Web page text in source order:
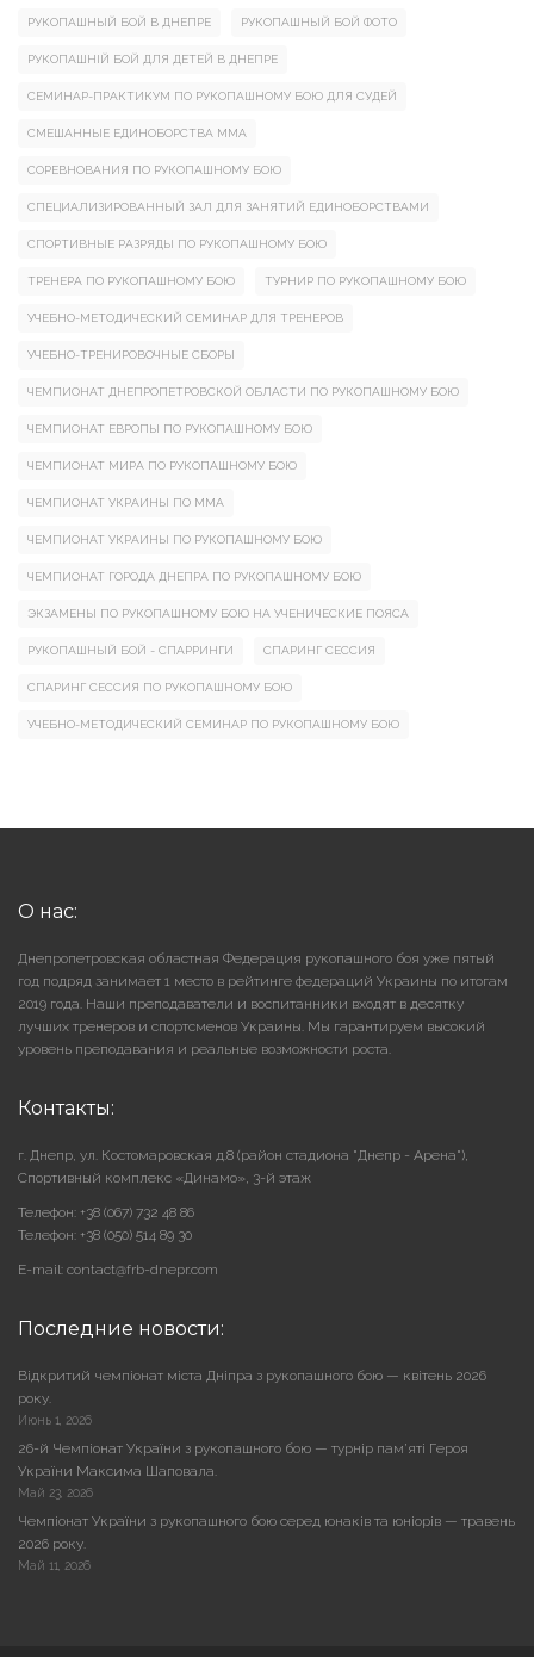
РУКОПАШНЫЙ БОЙ В ДНЕПРЕ РУКОПАШНЫЙ БОЙ ФОТО
РУКОПАШНІЙ БОЙ ДЛЯ ДЕТЕЙ В ДНЕПРЕ
СЕМИНАР-ПРАКТИКУМ ПО РУКОПАШНОМУ БОЮ ДЛЯ СУДЕЙ
СМЕШАННЫЕ ЕДИНОБОРСТВА ММА
СОРЕВНОВАНИЯ ПО РУКОПАШНОМУ БОЮ
СПЕЦИАЛИЗИРОВАННЫЙ ЗАЛ ДЛЯ ЗАНЯТИЙ ЕДИНОБОРСТВАМИ
СПОРТИВНЫЕ РАЗРЯДЫ ПО РУКОПАШНОМУ БОЮ
ТРЕНЕРА ПО РУКОПАШНОМУ БОЮ ТУРНИР ПО РУКОПАШНОМУ БОЮ
УЧЕБНО-МЕТОДИЧЕСКИЙ СЕМИНАР ДЛЯ ТРЕНЕРОВ
УЧЕБНО-ТРЕНИРОВОЧНЫЕ СБОРЫ
ЧЕМПИОНАТ ДНЕПРОПЕТРОВСКОЙ ОБЛАСТИ ПО РУКОПАШНОМУ БОЮ
ЧЕМПИОНАТ ЕВРОПЫ ПО РУКОПАШНОМУ БОЮ
ЧЕМПИОНАТ МИРА ПО РУКОПАШНОМУ БОЮ
ЧЕМПИОНАТ УКРАИНЫ ПО ММА
ЧЕМПИОНАТ УКРАИНЫ ПО РУКОПАШНОМУ БОЮ
ЧЕМПИОНАТ ГОРОДА ДНЕПРА ПО РУКОПАШНОМУ БОЮ
ЭКЗАМЕНЫ ПО РУКОПАШНОМУ БОЮ НА УЧЕНИЧЕСКИЕ ПОЯСА
РУКОПАШНЫЙ БОЙ - СПАРРИНГИ СПАРИНГ СЕССИЯ
СПАРИНГ СЕССИЯ ПО РУКОПАШНОМУ БОЮ
УЧЕБНО-МЕТОДИЧЕСКИЙ СЕМИНАР ПО РУКОПАШНОМУ БОЮ
О нас:
Днепропетровская областная Федерация рукопашного боя уже пятый
год подряд занимает 1 место в рейтинге федераций Украины по итогам
2019 года. Наши преподаватели и воспитанники входят в десятку
лучших тренеров и спортсменов Украины. Мы гарантируем высокий
уровень преподавания и реальные возможности роста.
Контакты:
г. Днепр, ул. Костомаровская д.8 (район стадиона "Днепр - Арена"),
Cпортивный комплекс «Динамо», 3-й этаж
Телефон: +38 (067) 732 48 86
Телефон: +38 (050) 514 89 30
E-mail: contact@frb-dnepr.com
Последние новости:
Відкритий чемпіонат міста Дніпра з рукопашного бою — квітень 2026
року.
Июнь 1, 2026
26-й Чемпіонат України з рукопашного бою — турнір пам’яті Героя
України Максима Шаповала.
Май 23, 2026
Чемпіонат України з рукопашного бою серед юнаків та юніорів — травень
2026 року.
Май 11, 2026